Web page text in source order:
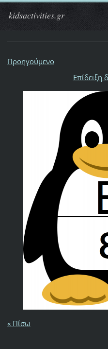
kidsactivities.gr
Προηγούμενο
Επίδειξη
« Πίσω